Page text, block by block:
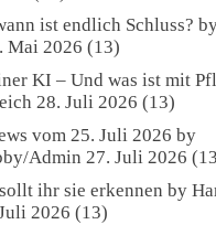
ist endlich Schluss?
Mai 2026 (13)
KI – Und was ist mit
28. Juli 2026 (13)
vom 25. Juli 2026 by
Admin 27. Juli 2026
ihr sie erkennen by
2026 (13)